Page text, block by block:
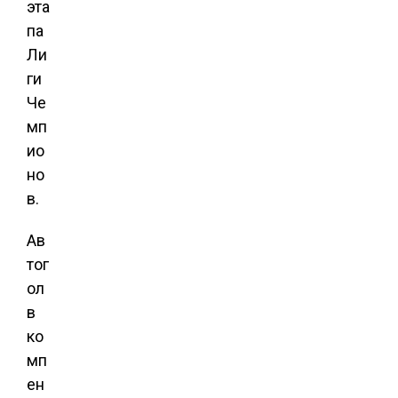
эта
па
Ли
ги
Че
мп
ио
но
в.
Ав
тог
ол
в
ко
мп
ен